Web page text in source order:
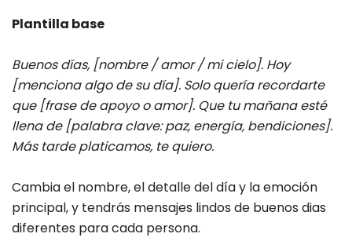
Plantilla base
Buenos días, [nombre / amor / mi cielo]. Hoy
[menciona algo de su día]. Solo quería recordarte
que [frase de apoyo o amor]. Que tu mañana esté
llena de [palabra clave: paz, energía, bendiciones].
Más tarde platicamos, te quiero.
Cambia el nombre, el detalle del día y la emoción
principal, y tendrás mensajes lindos de buenos dias
diferentes para cada persona.